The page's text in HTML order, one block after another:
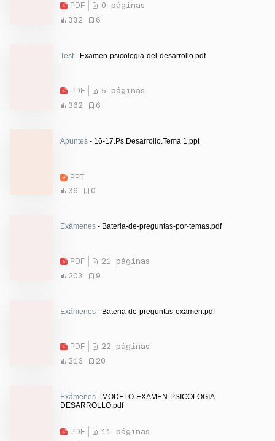
PDF
0 páginas
332
6
Test - Examen-psicologia-del-desarrollo.pdf
PDF
5 páginas
362
6
Apuntes - 16-17.Ps.Desarrollo.Tema 1.ppt
PPT
36
0
Exámenes - Bateria-de-preguntas-por-temas.pdf
PDF
21 páginas
203
9
Exámenes - Bateria-de-preguntas-examen.pdf
PDF
22 páginas
216
20
Exámenes - MODELO-EXAMEN-PSICOLOGIA-
DESARROLLO.pdf
PDF
11 páginas